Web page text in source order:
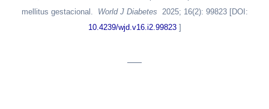
mellitus gestacional. World J Diabetes 2025; 16(2): 99823 [DOI:
10.4239/wjd.v16.i2.99823]